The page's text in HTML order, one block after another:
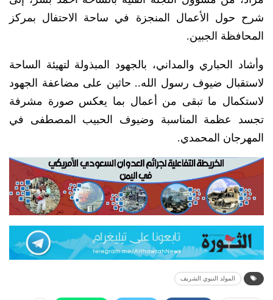
شرح حول الأعمال المنجزة في ساحة الاحتفال بمركز
المحافظة الجبين.
وأشاد الحباري والمداني، بالجهود المبذولة لتهيئة الساحة
لاستقبال ضيوف رسول الله.. حاثين على مضاعفة الجهود
لاستكمال ما تبقى من أعمال بما يعكس صورة مشرفة
تجسد عظمة المناسبة وضيوف الحبيب المصطفى في
المهرجان المحمدي.
المولد النبوي الشريف